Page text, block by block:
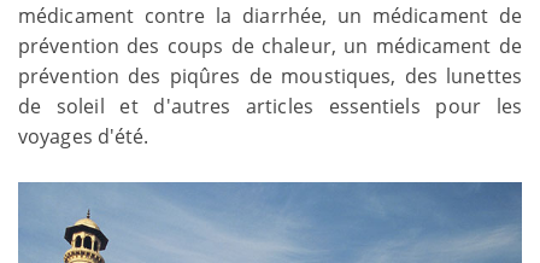
médicament contre la diarrhée, un médicament de
prévention des coups de chaleur, un médicament de
prévention des piqûres de moustiques, des lunettes
de soleil et d'autres articles essentiels pour les
voyages d'été.